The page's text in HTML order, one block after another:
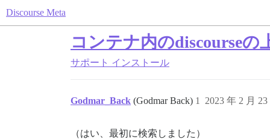
Discourse Meta
コンテナ内のdiscourseの
サポート インストール
Godmar_Back (Godmar Back) 2023 年 2 月
1
（はい、最初に検索しました）